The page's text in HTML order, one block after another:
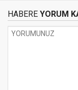
HABERE YORUM